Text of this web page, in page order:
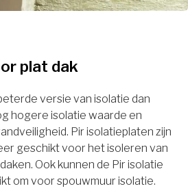
plat dak
versie van isolatie dan
hogere isolatie waarde en
Pir isolatieplaten zijn
geschikt voor het isoleren van
Ook kunnen de Pir isolatie
om voor spouwmuur isolatie.